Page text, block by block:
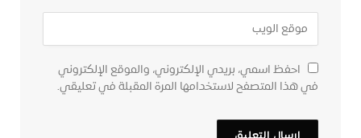
احفظ اسمي، بريدي الإلكتروني، والموقع الإلكتروني
في هذا المتصفح لاستخدامها المرة المقبلة في تعليقي.